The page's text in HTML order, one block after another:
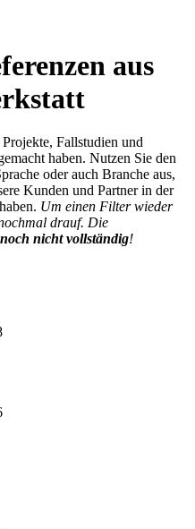
aus
Fallstudien und
haben. Nutzen Sie den
oder auch Branche aus,
Kunden und Partner in der
Um einen Filter wieder
drauf. Die
noch nicht vollständig!